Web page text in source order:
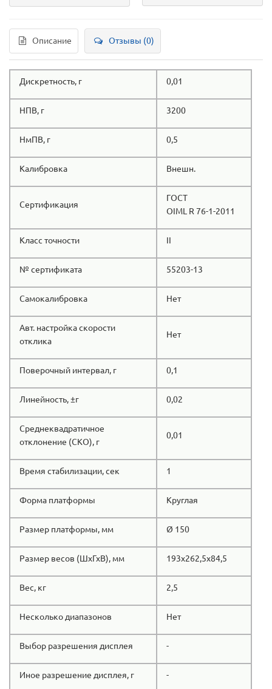
Описание Отзывы (0)
Дискретность, г 0,01
НПВ, г 3200
НмПВ, г 0,5
Калибровка Внешн.
Сертификация
ГОСТ
OIML R 76-1-2011
Класс точности II
№ сертификата 55203-13
Самокалибровка Нет
Авт. настройка скорости
отклика
Нет
Поверочный интервал, г 0,1
Линейность, ±г 0,02
Среднеквадратичное
отклонение (СКО), г
0,01
Время стабилизации, сек 1
Форма платформы Круглая
Размер платформы, мм Ø 150
Размер весов (ШхГхВ), мм 193х262,5х84,5
Вес, кг 2,5
Несколько диапазонов Нет
Выбор разрешения дисплея -
Иное разрешение дисплея, г -